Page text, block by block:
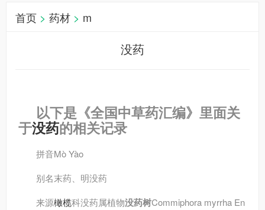
首页 > 药材 > m
没药
以下是《全国中草药汇编》里面关
于没药的相关记录
拼音Mò Yào
别名末药、明没药
来源橄榄科没药属植物没药树Commiphora myrrha En